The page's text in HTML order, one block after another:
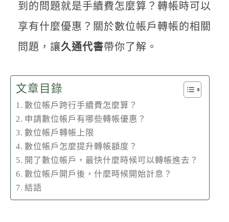
到的問題就是手續費怎麼算？轉帳時可以
享有什麼優惠？關於數位帳戶轉帳的相關
問題，讓久通代書帶你了解。
文章目錄
數位帳戶跨行手續費怎麼算？
申請數位帳戶有哪些轉帳優惠？
數位帳戶轉帳上限
數位帳戶怎麼提升轉帳額度？
開了數位帳戶，最快什麼時候可以轉帳進去？
數位帳戶開戶後，什麼時候開始計息？
結語